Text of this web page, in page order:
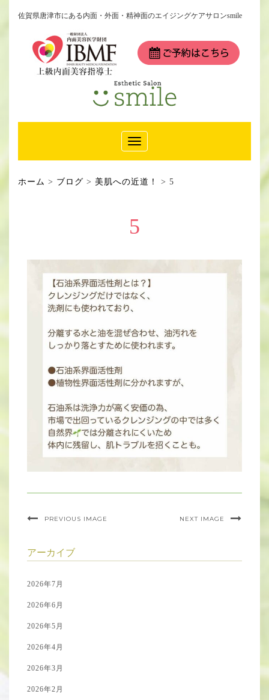
佐賀県唐津市にある内面・外面・精神面のエイジングケアサロンsmile
Toggle
Navigation
ホーム > ブログ > 美肌への近道！ > 5
5
PREVIOUS IMAGE NEXT IMAGE
アーカイブ
2026年7月
2026年6月
2026年5月
2026年4月
2026年3月
2026年2月